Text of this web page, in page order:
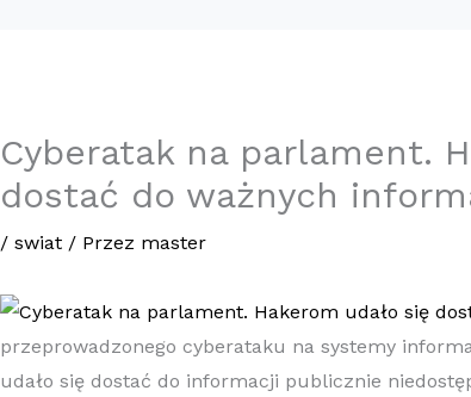
Cyberatak na parlament.
dostać do ważnych
/swiat / Przez master
przeprowadzonego cyberataku na systemy
udało się dostać do informacji publicznie